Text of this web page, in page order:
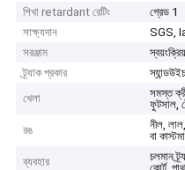
শিখা retardant রেটিং
গ্রেড 1
সাক্ষ্যদান
SGS,
সরঞ্জাম
ট্র্যাক প্রকার
খেলা
সমস্ত
ফুটসাল,
রঙ
নীল,
বা
ব্যবহার
চলমান